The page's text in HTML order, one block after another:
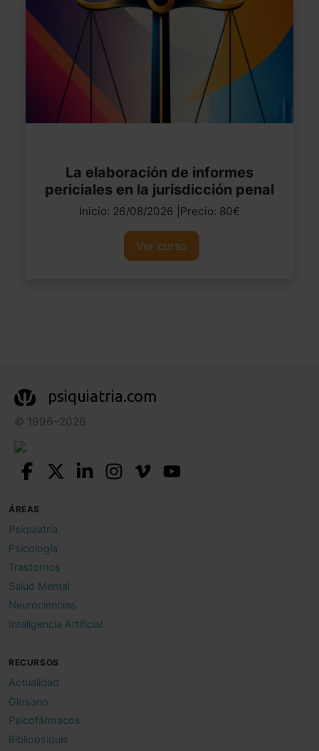
La elaboración de informes
periciales en la jurisdicción penal
Inicio: 26/08/2026 |Precio: 80€
Ver curso
psiquiatria.com
© 1996–2026
ÁREAS
Psiquiatría
Psicología
Trastornos
Salud Mental
Neurociencias
Inteligencia Artificial
RECURSOS
Actualidad
Glosario
Psicofármacos
Bibliopsiquis